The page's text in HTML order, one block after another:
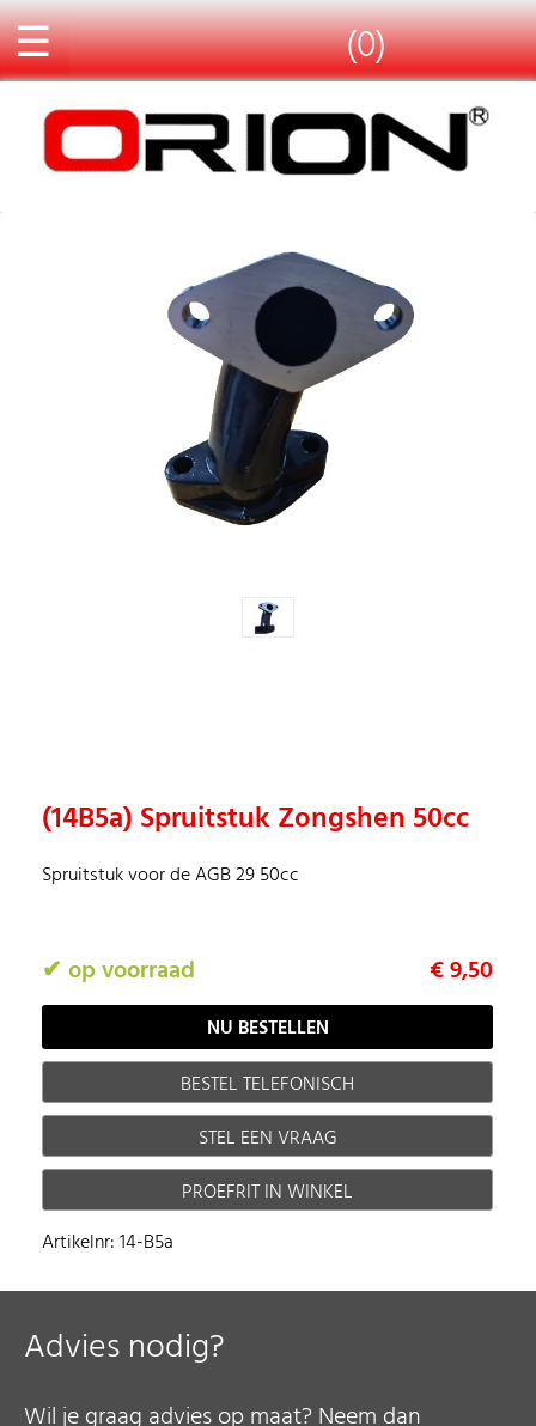
☰ (0)
(14B5a) Spruitstuk Zongshen 50cc
Spruitstuk voor de AGB 29 50cc
✔ op voorraad € 9,50
BESTEL TELEFONISCH
STEL EEN VRAAG
PROEFRIT IN WINKEL
Artikelnr: 14-B5a
Advies nodig?
Wil je graag advies op maat? Neem dan